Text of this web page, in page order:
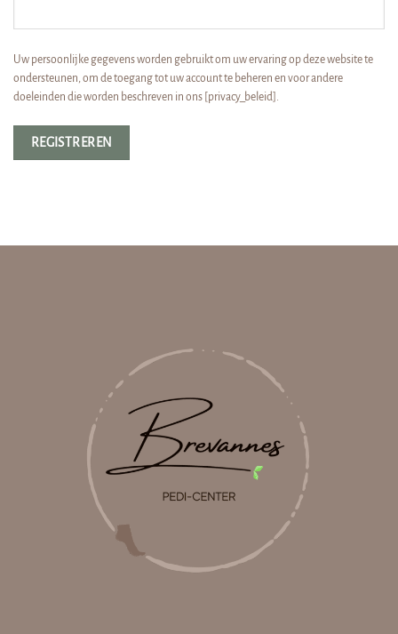
Uw persoonlijke gegevens worden gebruikt om uw ervaring op deze website te
ondersteunen, om de toegang tot uw account te beheren en voor andere
doeleinden die worden beschreven in ons [privacy_beleid].
REGISTREREN